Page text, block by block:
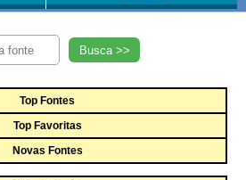
Busca >>
Top Fontes
Top Favoritas
Novas Fontes